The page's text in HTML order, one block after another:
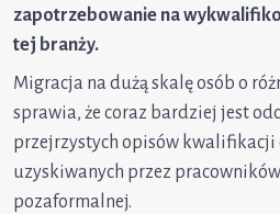
zapotrzebowanie na
tej branży.
Migracja na dużą skalę osób o
sprawia, że coraz bardziej jest
przejrzystych opisów kwalifikacji
uzyskiwanych przez
pozaformalnej.